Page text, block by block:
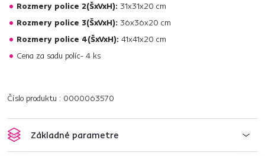
Rozmery police 2(ŠxVxH): 31x31x20 cm
Rozmery police 3(ŠxVxH): 36x36x20 cm
Rozmery police 4(ŠxVxH): 41x41x20 cm
Cena za sadu políc- 4 ks
Číslo produktu : 0000063570
Základné parametre